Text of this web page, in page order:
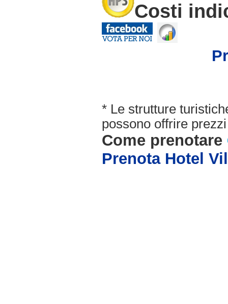
Costi
* Le strutture
possono offrire
Come prenotare
Prenota Hotel